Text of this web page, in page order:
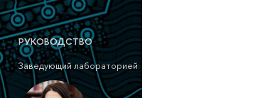
РУКОВОДСТВО
Заведующий лабораторией: